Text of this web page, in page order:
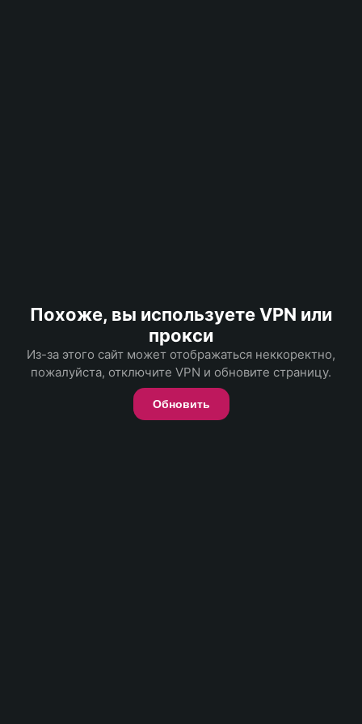
Похоже, вы используете VPN или
прокси
Из-за этого сайт может отображаться неккоректно,
пожалуйста, отключите VPN и обновите страницу.
Обновить